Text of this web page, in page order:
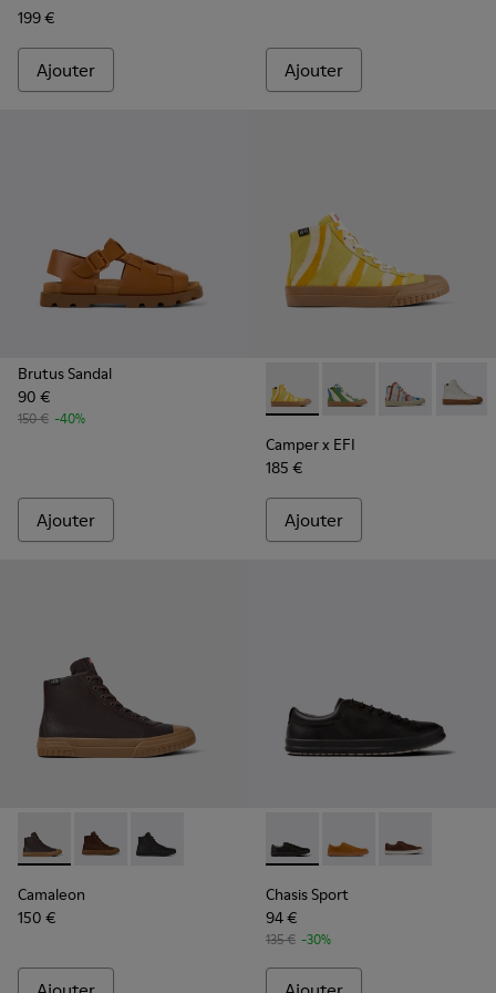
199 €
Ajouter Ajouter
Brutus Sandal
90 €
150 € -40%
Ajouter
Camper x EFI - K300379-
Camper x EFI -
Camper x EFI
Camper x EFI
185 €
Ajouter
Camaleon - K300419-009 - Brown
Camaleon - K300419-002
Camaleon - K300419-001
Camaleon
150 €
Chasis Sport - K100373-
Chasis Sport -Chasis Sport
Chasis Sport
94 €
135 € -30%